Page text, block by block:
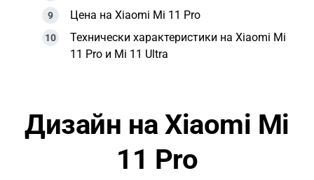
Цена на Xiaomi Mi 11 Pro
Технически характеристики на Xiaomi Mi
11 Pro и Mi 11 Ultra
Дизайн на Xiaomi Mi
11 Pro